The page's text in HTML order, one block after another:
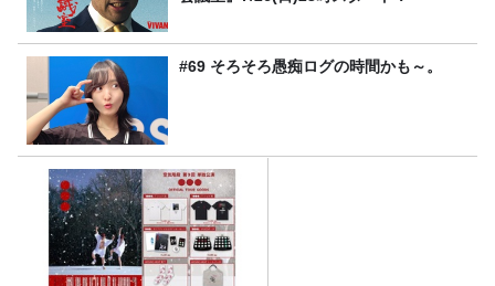
#69 そろそろ愚痴ログの時間かも～。